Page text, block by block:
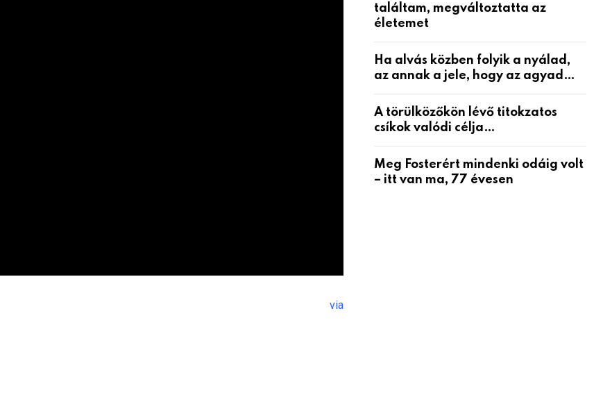
via
találtam, megváltoztatta az
életemet
Ha alvás közben folyik a nyálad,
az annak a jele, hogy az agyad…
A törülközőkön lévő titokzatos
csíkok valódi célja…
Meg Fosterért mindenki odáig volt
– itt van ma, 77 évesen